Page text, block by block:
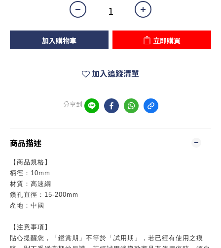
加入購物車 立即購買
加入追蹤清單
分享到
商品描述
【商品規格】
柄徑：10mm
材質：高速綱
鑽孔直徑：15-200mm
產地：中國
【注意事項】
貼心提醒您，「鑑賞期」不等於「試用期」，若已經有使用之痕